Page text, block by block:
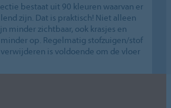
bestaat uit 90 kleuren waarvan er
zijn. Dat is praktisch! Niet alleen
minder zichtbaar, ook krasjes en
op. Regelmatig stofzuigen/stof
is voldoende om de vloer